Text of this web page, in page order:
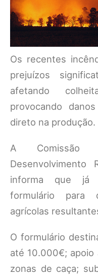
Os recentes
prejuízos
afetando
provocando
direto na produção.
A Comissão
Desenvolvimento
informa que já
formulário para
agrícolas
O formulário
até 10.000€; apoio
zonas de caça;